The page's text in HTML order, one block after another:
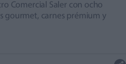
Comercial Saler con ocho
gourmet, carnes prémium y